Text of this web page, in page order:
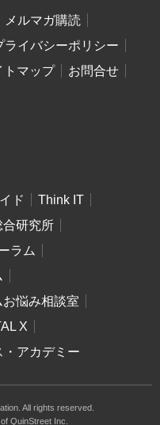
メルマガ購読
ライバシーポリシー
トマップ
お問合せ
ド
Think IT
合研究所
ラム
悩み相談室
X
・アカデミー
All rights reserved.
QuinStreet Inc.